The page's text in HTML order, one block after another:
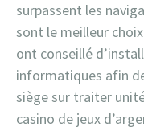
surpassent les
sont le meilleur
ont conseillé
informatiques afin
siège sur traiter
casino de jeux